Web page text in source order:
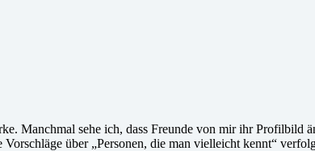
Manchmal sehe ich, dass Freunde von mir ihr Profilbild
über „Personen, die man vielleicht kennt“